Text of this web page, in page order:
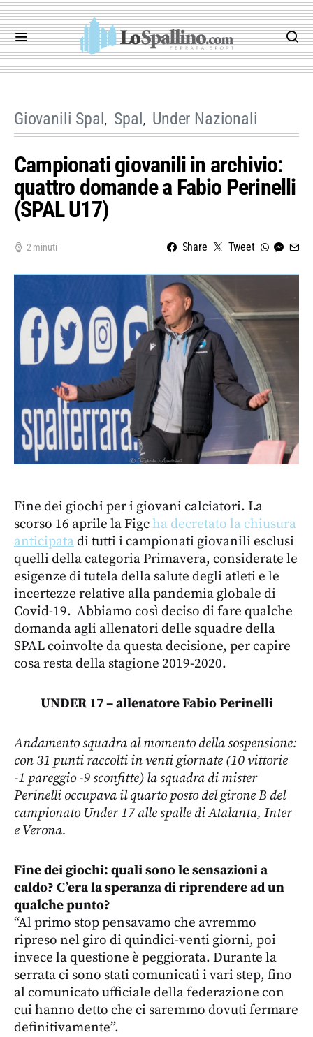
Giovanili Spal Spal Under Nazionali
Campionati giovanili in archivio:
quattro domande a Fabio Perinelli
(SPAL U17)
2 minuti Share Tweet
Fine dei giochi per i giovani calciatori. La
scorso 16 aprile la Figcha decretato la chiusura
anticipatadi tutti i campionati giovanili esclusi
quelli della categoria Primavera, considerate le
esigenze di tutela della salute degli atleti e le
incertezze relative alla pandemia globale di
Covid-19. Abbiamo così deciso di fare qualche
domanda agli allenatori delle squadre della
SPAL coinvolte da questa decisione, per capire
cosa resta della stagione 2019-2020.
UNDER 17 – allenatore Fabio Perinelli
Andamento squadra al momento della sospensione:
con 31 punti raccolti in venti giornate (10 vittorie
-1 pareggio -9 sconfitte) la squadra di mister
Perinelli occupava il quarto posto del girone B del
campionato Under 17 alle spalle di Atalanta, Inter
e Verona.
Fine dei giochi: quali sono le sensazioni a
caldo? C’era la speranza di riprendere ad un
qualche punto?
“Al primo stop pensavamo che avremmo
ripreso nel giro di quindici-venti giorni, poi
invece la questione è peggiorata. Durante la
serrata ci sono stati comunicati i vari step, fino
al comunicato ufficiale della federazione con
cui hanno detto che ci saremmo dovuti fermare
definitivamente”.